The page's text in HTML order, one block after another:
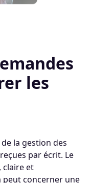
les
la gestion des
par écrit. Le
claire et
peut concerner une